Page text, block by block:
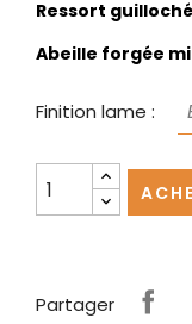
Ressort
Abeille forgée
Finition lame :
Partager